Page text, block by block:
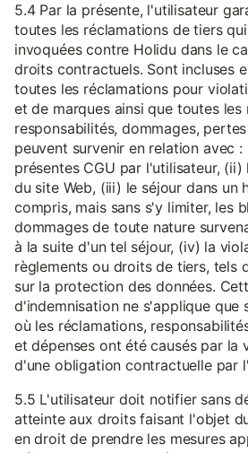
5.4 Par la présente, l'utilisateur
toutes les réclamations de tiers
invoquées contre Holidu dans le
droits contractuels. Sont incluses
toutes les réclamations pour
et de marques ainsi que toutes les
responsabilités, dommages,
peuvent survenir en relation avec
présentes CGU par l'utilisateur,
du site Web, (iii) le séjour dans un
compris, mais sans s'y limiter, les
dommages de toute nature
à la suite d'un tel séjour, (iv) la
règlements ou droits de tiers, tels
sur la protection des données.
d'indemnisation ne s'applique que
où les réclamations,
et dépenses ont été causés par la
d'une obligation contractuelle par
5.5 L'utilisateur doit notifier sans
atteinte aux droits faisant l'objet
en droit de prendre les mesures